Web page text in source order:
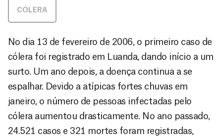
CÓLERA
No dia 13 de fevereiro de 2006, o primeiro caso de
cólera foi registrado em Luanda, dando início a um
surto. Um ano depois, a doença continua a se
espalhar. Devido a atípicas fortes chuvas em
janeiro, o número de pessoas infectadas pelo
cólera aumentou drasticamente. No ano passado,
24.521 casos e 321 mortes foram registradas,